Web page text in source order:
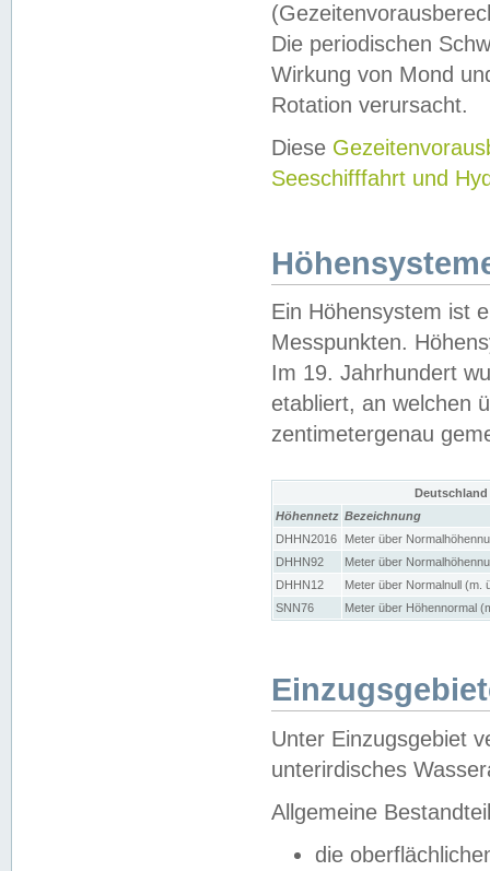
Die periodischen
Wirkung von Mond
Rotation verursacht.
Diese
Seeschifffahrt und
Ein Höhensystem ist
Messpunkten.
Im 19. Jahrhundert
etabliert, an welchen
zentimetergenau
Höhennetz Bezeichnung
DHHN2016
Meter über
DHHN92
Meter über
DHHN12
Meter über Normalnull (m.
SNN76
Meter über Höhennormal
Unter Einzugsgebiet
unterirdisches
Allgemeine
die